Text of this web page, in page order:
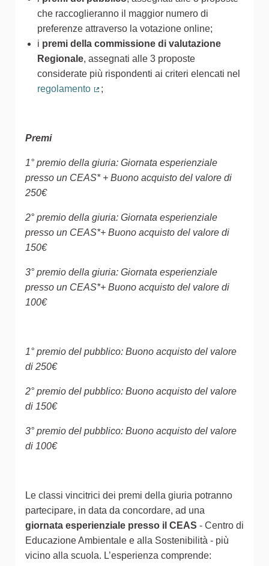
che raccoglieranno il maggior numero di
preferenze attraverso la votazione online;
i premi della commissione di valutazione
Regionale, assegnati alle 3 proposte
considerate più rispondenti ai criteri elencati nel
regolamento
;
Premi
1° premio della giuria: Giornata esperienziale
presso un CEAS* + Buono acquisto del valore di
250€
2° premio della giuria: Giornata esperienziale
presso un CEAS*+ Buono acquisto del valore di
150€
3° premio della giuria: Giornata esperienziale
presso un CEAS*+ Buono acquisto del valore di
100€
1° premio del pubblico: Buono acquisto del valore
di 250€
2° premio del pubblico: Buono acquisto del valore
di 150€
3° premio del pubblico: Buono acquisto del valore
di 100€
Le classi vincitrici dei premi della giuria potranno
partecipare, in data da concordare, ad una
giornata esperienziale presso il CEAS - Centro di
Educazione Ambientale e alla Sostenibilità - più
vicino alla scuola. L’esperienza comprende: